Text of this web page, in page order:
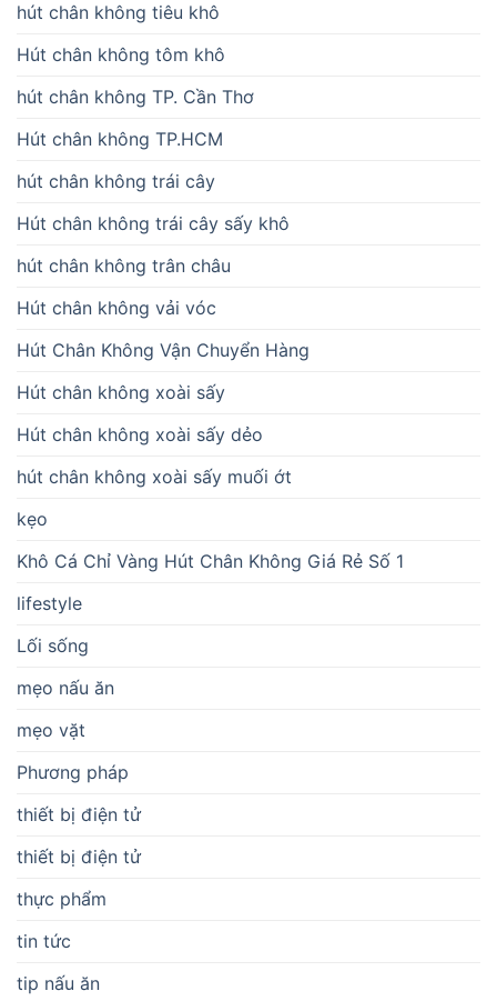
hút chân không tiêu khô
Hút chân không tôm khô
hút chân không TP. Cần Thơ
Hút chân không TP.HCM
hút chân không trái cây
Hút chân không trái cây sấy khô
hút chân không trân châu
Hút chân không vải vóc
Hút Chân Không Vận Chuyển Hàng
Hút chân không xoài sấy
Hút chân không xoài sấy dẻo
hút chân không xoài sấy muối ớt
kẹo
Khô Cá Chỉ Vàng Hút Chân Không Giá Rẻ Số 1
lifestyle
Lối sống
mẹo nấu ăn
mẹo vặt
Phương pháp
thiết bị điện tử
thiết bị điện tử
thực phẩm
tin tức
tip nấu ăn